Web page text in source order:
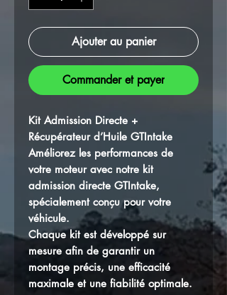
Ajouter au panier
Commander et payer
Kit Admission Directe +
Récupérateur d’Huile GTIntake
Améliorez les performances de
votre moteur avec notre kit
admission directe GTIntake,
spécialement conçu pour votre
véhicule.
Chaque kit est développé sur
mesure afin de garantir un
montage précis, une efficacité
maximale et une fiabilité optimale.